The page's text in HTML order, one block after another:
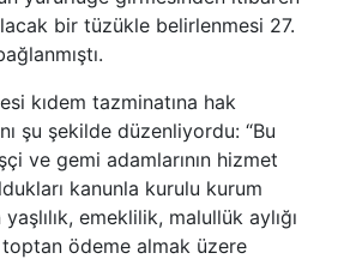
bir tüzükle belirlenmesi 27.
kıdem tazminatına hak
şu şekilde düzenliyordu: “Bu
ve gemi adamlarının hizmet
kanunla kurulu kurum
emeklilik, malullük aylığı
toptan ödeme almak üzere